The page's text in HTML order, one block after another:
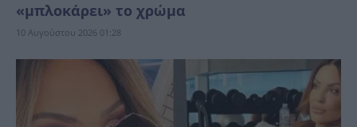
«μπλοκάρει» το χρώμα
10 Αυγούστου 2026 01:28